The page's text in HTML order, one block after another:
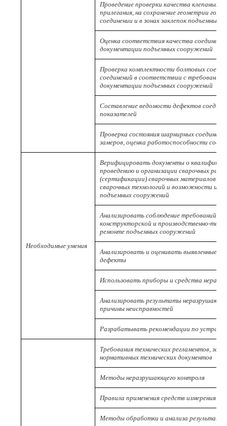
Проведение проверки качества клепаных
прилегания, на сохранение геометрии
соединении и в зонах заклепок подъемных
Оценка соответствия качества
документации подъемных сооружений
Проверка комплектности болтовых
соединений в соответствии с
документации подъемных сооружений
Составление ведомости дефектов
показателей
Проверка состояния шарнирных
замеров, оценка работоспособности
Необходимые умения
Верифицировать документы о
проведению и организации сварочных
(сертификации) сварочных материалов,
сварочных технологий и возможности их
подъемных сооружений
Анализировать соблюдение требований
конструкторской и производственно-
ремонте подъемных сооружений
Анализировать и оценивать выявленные
дефекты
Использовать приборы и средства
Анализировать результаты
причины неисправностей
Разрабатывать рекомендации по
Требования технических регламентов,
нормативных технических документов
Методы неразрушающего контроля
Правила применения средств измерения
Методы обработки и анализа